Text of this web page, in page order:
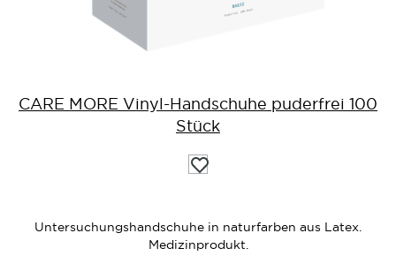
CARE MORE Vinyl-Handschuhe puderfrei 100
Stück
Auf
die
Untersuchungshandschuhe in naturfarben aus Latex.
Medizinprodukt.